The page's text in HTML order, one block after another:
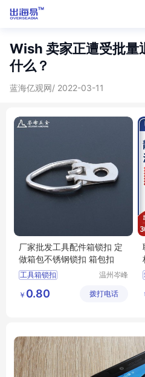
Wish 卖家正遭受批量
什么？
蓝海亿观网/ 2022-03-11
厂家批发工具配件箱锁扣 定
做箱包不锈钢锁扣 箱包扣
工具箱锁扣
箱包扣 箱包配件
温州岑峰
公司
￥ 0.80 拨打电话